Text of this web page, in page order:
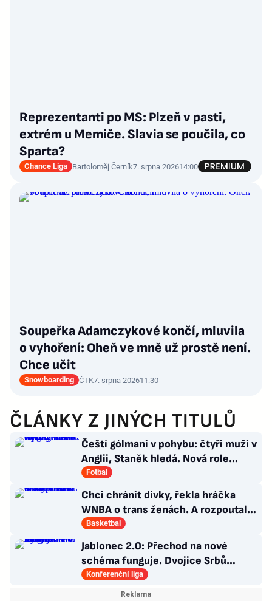
Reprezentanti po MS: Plzeň v pasti,
extrém u Memiče. Slavia se poučila, co
Sparta?
Chance Liga Bartoloměj Černík7. srpna 202614:00
Soupeřka Adamczykové končí, mluvila
o vyhoření: Oheň ve mně už prostě není.
Chce učit
Snowboarding ČTK7. srpna 202611:30
ČLÁNKY Z JINÝCH TITULŮ
Čeští gólmani v pohybu: čtyři muži v
Anglii, Staněk hledá. Nová role
Kinského
Fotbal
Chci chránit dívky, řekla hráčka
WNBA o trans ženách. A rozpoutala
kulturní válku
Basketbal
Jablonec 2.0: Přechod na nové
schéma funguje. Dvojice Srbů
klíčem k modernímu stylu
Konferenční liga